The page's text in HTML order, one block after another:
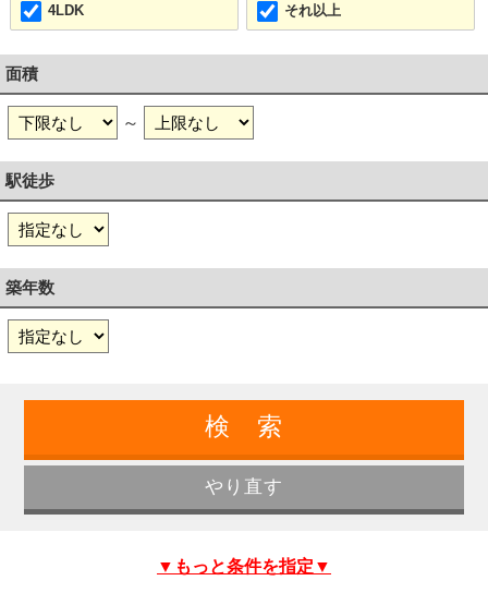
4LDK それ以上
面積
～
駅徒歩
築年数
▼もっと条件を指定▼